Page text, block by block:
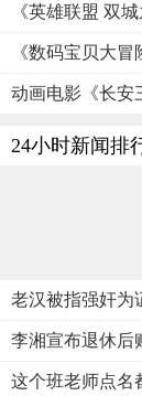
《英雄联盟 双
《数码宝贝大
动画电影《长安
24小时新闻排
老汉被指强奸为
李湘宣布退休后
这个班老师点名